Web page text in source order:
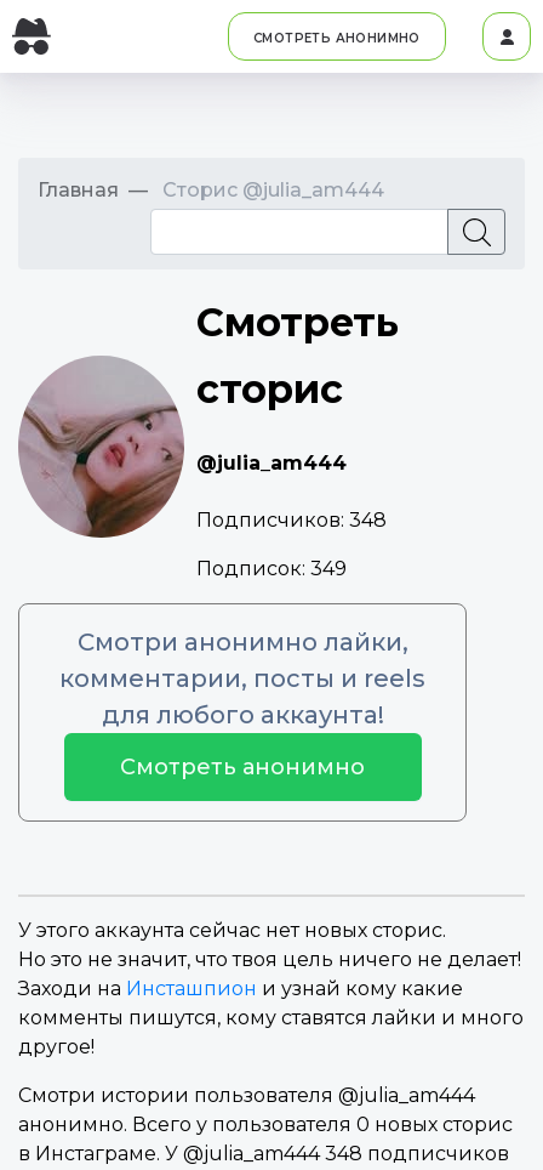
СМОТРЕТЬ АНОНИМНО
Главная Сторис @julia_am444
Смотреть
сторис
@julia_am444
Подписчиков: 348
Подписок: 349
Смотри анонимно лайки,
комментарии, посты и reels
для любого аккаунта!
Смотреть анонимно
У этого аккаунта сейчас нет новых сторис.
Но это не значит, что твоя цель ничего не делает!
Заходи на Инсташпион и узнай кому какие
комменты пишутся, кому ставятся лайки и много
другое!
Смотри истории пользователя @julia_am444
анонимно. Всего у пользователя 0 новых сторис
в Инстаграме. У @julia_am444 348 подписчиков